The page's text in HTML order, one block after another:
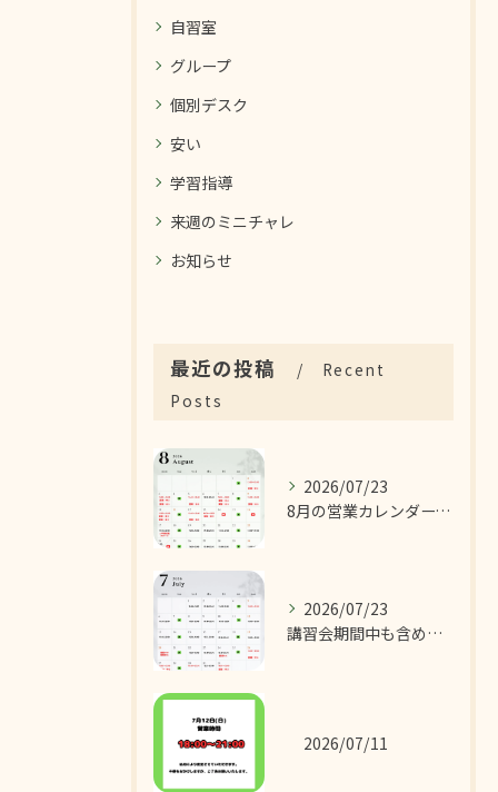
自習室
グループ
個別デスク
安い
学習指導
来週のミニチャレ
お知らせ
最近の投稿
Recent
Posts
2026/07/23
8月の営業カレンダーです！
2026/07/23
講習会期間中も含めた7月の営業カレンダーです！
2026/07/11